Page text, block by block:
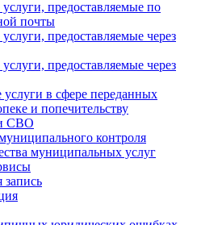
предоставляемые по
почты
предоставляемые через
предоставляемые через
услуги в сфере переданных
и попечительству
СВО
контроля
муниципальных услуг
запись